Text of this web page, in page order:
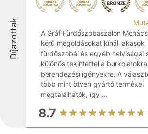
Díjazottak
A Gráf Fürdőszobaszalon
körű megoldásokat kínál lakások
fürdőszobái és egyéb helyiségei
különös tekintettel a
berendezési igényekre. A
több mint ötven gyártó termékei
megtalálhatók, így ...
8.7